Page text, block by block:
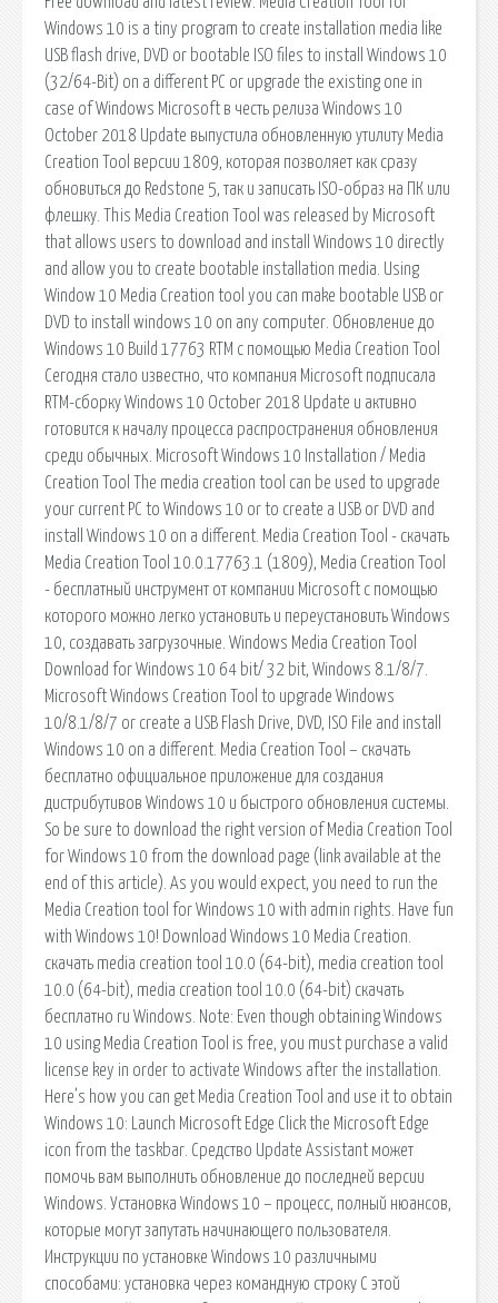
Windows 10 is a tiny program to create installation media like
USB flash drive, DVD or bootable ISO files to install Windows 10
(32/64-Bit) on a different PC or upgrade the existing one in
case of Windows Microsoft в честь релиза Windows 10
October 2018 Update выпустила обновленную утилиту Media
Creation Tool версии 1809, которая позволяет как сразу
обновиться до Redstone 5, так и записать ISO-образ на ПК или
флешку. This Media Creation Tool was released by Microsoft
that allows users to download and install Windows 10 directly
and allow you to create bootable installation media. Using
Window 10 Media Creation tool you can make bootable USB or
DVD to install windows 10 on any computer. Обновление до
Windows 10 Build 17763 RTM с помощью Media Creation Tool
Сегодня стало известно, что компания Microsoft подписала
RTM-сборку Windows 10 October 2018 Update и активно
готовится к началу процесса распространения обновления
среди обычных. Microsoft Windows 10 Installation / Media
Creation Tool The media creation tool can be used to upgrade
your current PC to Windows 10 or to create a USB or DVD and
install Windows 10 on a different. Media Creation Tool - скачать
Media Creation Tool 10.0.17763.1 (1809), Media Creation Tool
- бесплатный инструмент от компании Microsoft с помощью
которого можно легко установить и переустановить Windows
10, создавать загрузочные. Windows Media Creation Tool
Download for Windows 10 64 bit/ 32 bit, Windows 8.1/8/7.
Microsoft Windows Creation Tool to upgrade Windows
10/8.1/8/7 or create a USB Flash Drive, DVD, ISO File and install
Windows 10 on a different. Media Creation Tool – скачать
бесплатно официальное приложение для создания
дистрибутивов Windows 10 и быстрого обновления системы.
So be sure to download the right version of Media Creation Tool
for Windows 10 from the download page (link available at the
end of this article). As you would expect, you need to run the
Media Creation tool for Windows 10 with admin rights. Have fun
with Windows 10! Download Windows 10 Media Creation.
скачать media creation tool 10.0 (64-bit), media creation tool
10.0 (64-bit), media creation tool 10.0 (64-bit) скачать
бесплатно ru Windows. Note: Even though obtaining Windows
10 using Media Creation Tool is free, you must purchase a valid
license key in order to activate Windows after the installation.
Here’s how you can get Media Creation Tool and use it to obtain
Windows 10: Launch Microsoft Edge Click the Microsoft Edge
icon from the taskbar. Средство Update Assistant может
помочь вам выполнить обновление до последней версии
Windows. Установка Windows 10 – процесс, полный нюансов,
которые могут запутать начинающего пользователя.
Инструкции по установке Windows 10 различными
способами: установка через командную строку С этой